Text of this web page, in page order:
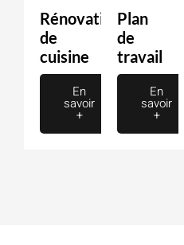
Rénovation
de
cuisine
En
savoir
+
Plan
de
travail
En
savoir
+